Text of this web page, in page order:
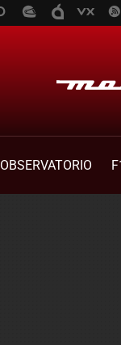
OBSERVATORIO